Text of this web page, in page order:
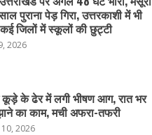
पुराना पेड़ गिरा, उत्तरकाशी में भी
जिलों में स्कूलों की छुट्टी
2026
कूड़े के ढेर में लगी भीषण आग, रात भर
का काम, मची अफरा-तफरी
10, 2026